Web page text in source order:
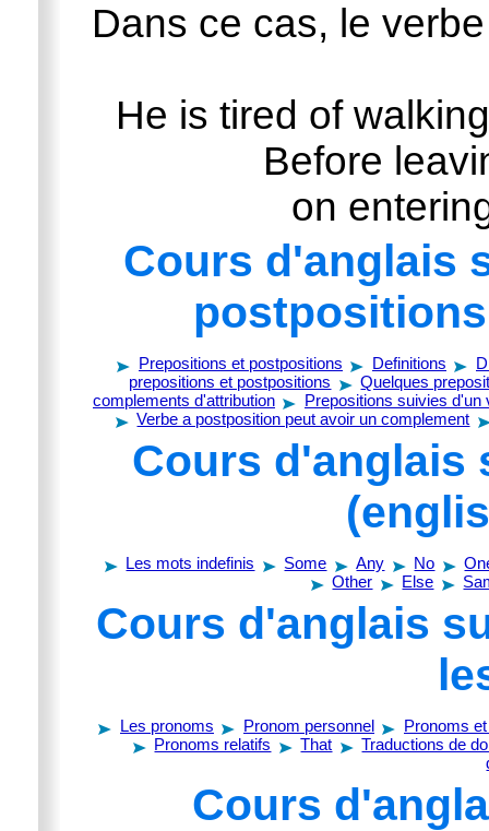
Dans ce cas, le
He is tired of
Before
on
Cours d'anglais
Prepositions et postpositions Definitions
prepositions et postpositions
Quelques
complements d'attribution
Prepositions suivies d'un
Verbe a postposition peut avoir un complement
Cours d'anglais
Les mots indefinis Some Any No
Other
Else
Cours d'anglais
Les pronoms Pronom personnel
Pronoms
Pronoms relatifs
That
Traductions de
Cours